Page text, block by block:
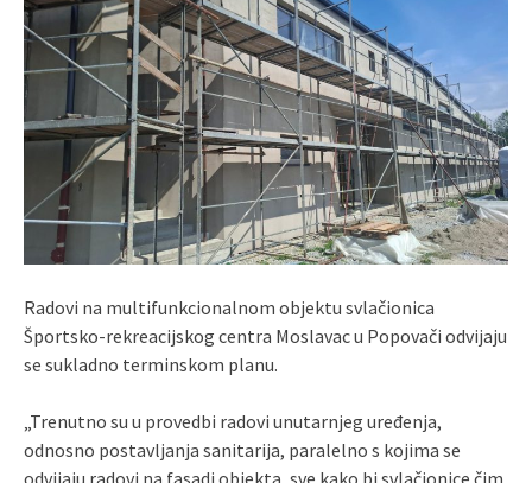
Radovi na multifunkcionalnom objektu svlačionica
Športsko-rekreacijskog centra Moslavac u Popovači odvijaju
se sukladno terminskom planu.
„Trenutno su u provedbi radovi unutarnjeg uređenja,
odnosno postavljanja sanitarija, paralelno s kojima se
odvijaju radovi na fasadi objekta, sve kako bi svlačionice čim